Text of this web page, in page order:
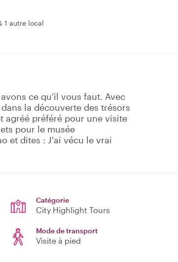
1 autre local
ce qu'il vous faut. Avec
la découverte des trésors
agréé préféré pour une visite
pour le musée
et dites : J'ai vécu le vrai
Catégorie
City Highlight Tours
Mode de transport
Visite à pied